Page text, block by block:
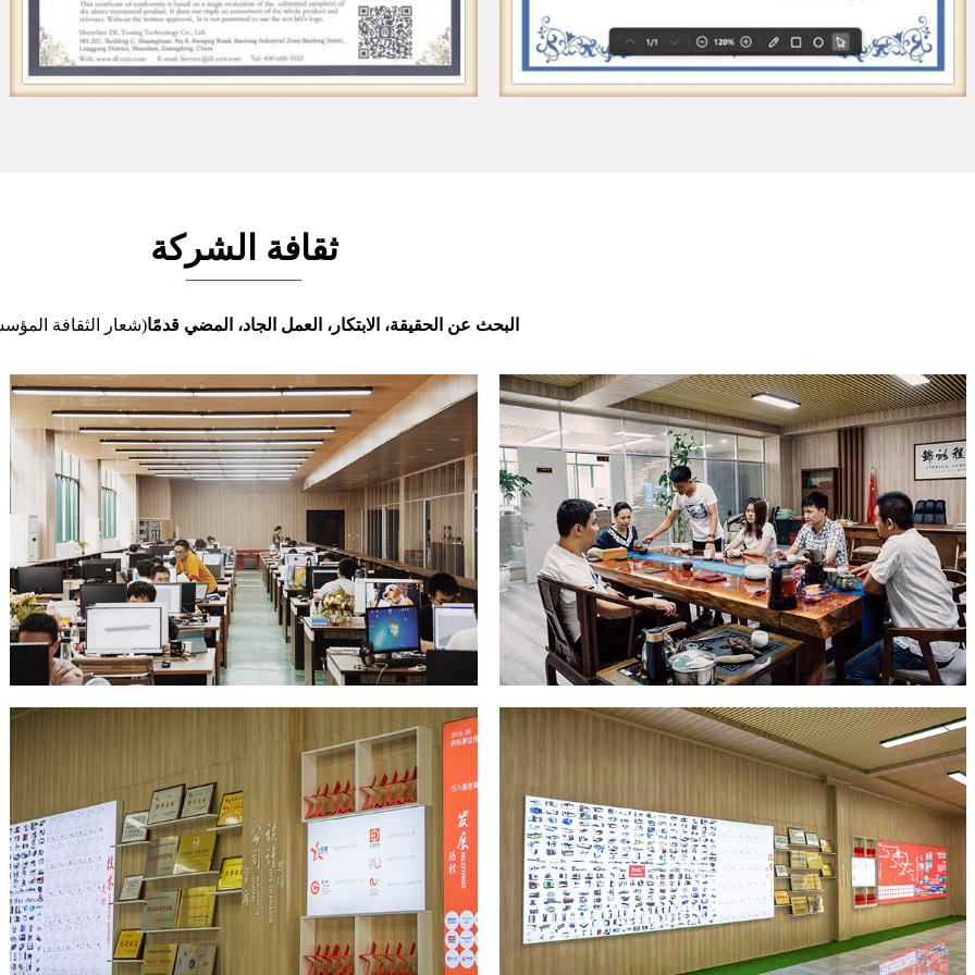
ثقافة الشركة
البحث عن الحقيقة، الابتكار، العمل الجاد، المضي قدمًا(شعار الثقافة